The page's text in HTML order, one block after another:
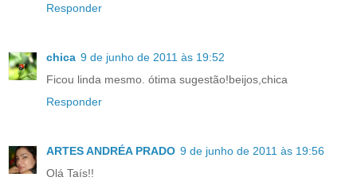
Responder
chica 9 de junho de 2011 às 19:52
Ficou linda mesmo. ótima sugestão!beijos,chica
Responder
ARTES ANDRÉA PRADO 9 de junho de 2011 às 19:56
Olá Taís!!